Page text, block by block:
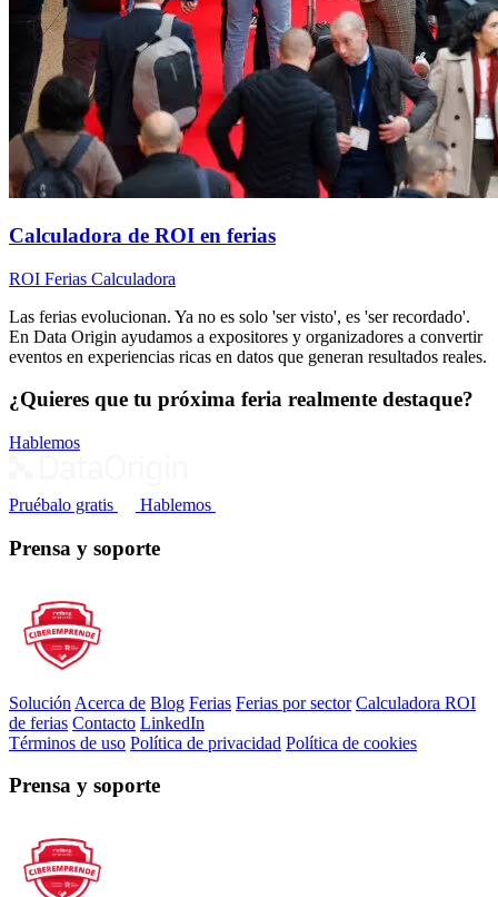
Calculadora de ROI en ferias
ROI Ferias Calculadora
Las ferias evolucionan. Ya no es solo 'ser visto', es 'ser recordado'.
En Data Origin ayudamos a expositores y organizadores a convertir
eventos en experiencias ricas en datos que generan resultados reales.
¿Quieres que tu próxima feria realmente destaque?
Hablemos
Pruébalo gratis Hablemos
Prensa y soporte
Solución Acerca de Blog Ferias Ferias por sector Calculadora ROI
de ferias Contacto LinkedIn
Términos de uso Política de privacidad Política de cookies
Prensa y soporte